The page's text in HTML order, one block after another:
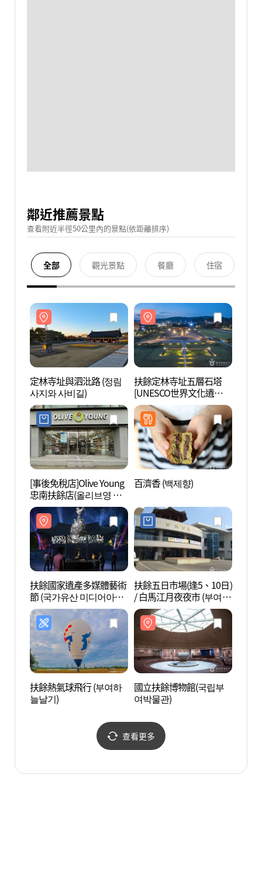
鄰近推薦景點
查看附近半徑50公里內的景點(依距離排序)
全部 觀光景點 餐廳 住宿
定林寺址與泗沘路 (정림
사지와 사비길)
扶餘定林寺址五層石塔
[UNESCO世界文化遺產]
(부여 정림사지 오층석탑
[유네스코 세계문화유산])
[事後免稅店]Olive Young
忠南扶餘店(올리브영 충
남부여점)
百濟香 (백제향)
扶餘國家遺產多媒體藝術
節 (국가유산 미디어아트
부여)
扶餘五日市場(逢5、10日)
/ 白馬江月夜夜市 (부여장
(5, 10일) / 백마강달밤야
시장)
扶餘熱氣球飛行 (부여하
늘날기)
國立扶餘博物館(국립부
여박물관)
查看更多